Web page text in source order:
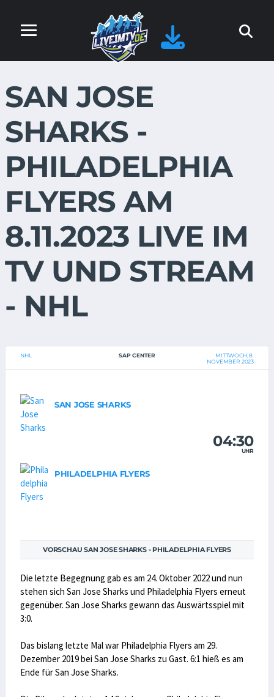
SAN JOSE
SHARKS -
PHILADELPHIA
FLYERS AM
8.11.2023 LIVE IM
TV UND STREAM
- NHL
NHL SAP CENTER
MITTWOCH, 8.
NOVEMBER 2023
SAN JOSE SHARKS
04:30
UHR
PHILADELPHIA FLYERS
VORSCHAU SAN JOSE SHARKS - PHILADELPHIA FLYERS
Die letzte Begegnung gab es am 24. Oktober 2022 und nun
stehen sich San Jose Sharks und Philadelphia Flyers erneut
gegenüber. San Jose Sharks gewann das Auswärtsspiel mit
3:0.
Das bislang letzte Mal war Philadelphia Flyers am 29.
Dezember 2019 bei San Jose Sharks zu Gast. 6:1 hieß es am
Ende für San Jose Sharks.